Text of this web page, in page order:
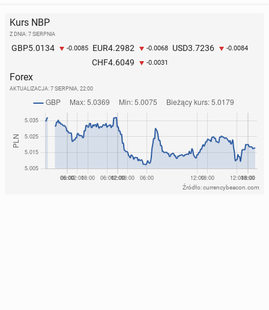
Kurs NBP
Z DNIA: 7 SIERPNIA
GBP5.0134 -0.0085 EUR4.2982 -0.0068 USD3.7236 -0.0084
CHF4.6049 -0.0031
Forex
AKTUALIZACJA: 7 SIERPNIA, 22:00
Źródło: currencybeacon.com